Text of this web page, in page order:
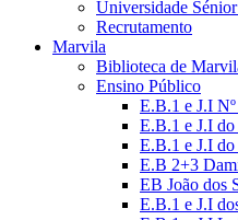
Universidade
Recrutamento
Marvila
Biblioteca de
Ensino Público
E.B.1 e J.I
E.B.1 e J.I
E.B.1 e J.I
E.B 2+3
EB João dos
E.B.1 e J.I